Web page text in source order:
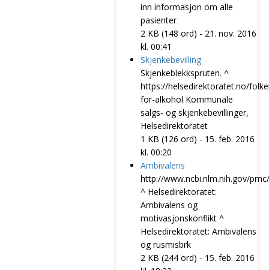
inn informasjon om alle
pasienter
2 KB (148 ord) - 21. nov. 2016
kl. 00:41
Skjenkebevilling
Skjenkeblekkspruten. ^
https://helsedirektoratet.no/
for-alkohol Kommunale
salgs- og skjenkebevillinger,
Helsedirektoratet
1 KB (126 ord) - 15. feb. 2016
kl. 00:20
Ambivalens
http://www.ncbi.nlm.nih.gov/
^ Helsedirektoratet:
Ambivalens og
motivasjonskonflikt ^
Helsedirektoratet: Ambivalens
og rusmisbrk
2 KB (244 ord) - 15. feb. 2016